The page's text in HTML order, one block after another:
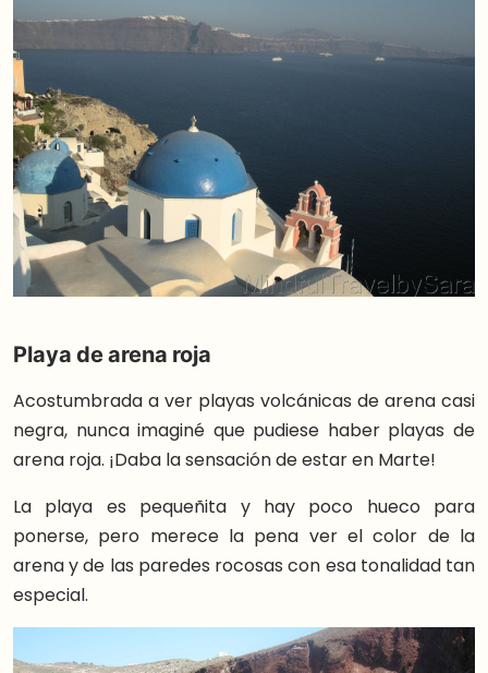
Playa de arena roja
Acostumbrada a ver playas volcánicas de arena casi
negra, nunca imaginé que pudiese haber playas de
arena roja. ¡Daba la sensación de estar en Marte!
La playa es pequeñita y hay poco hueco para
ponerse, pero merece la pena ver el color de la
arena y de las paredes rocosas con esa tonalidad tan
especial.